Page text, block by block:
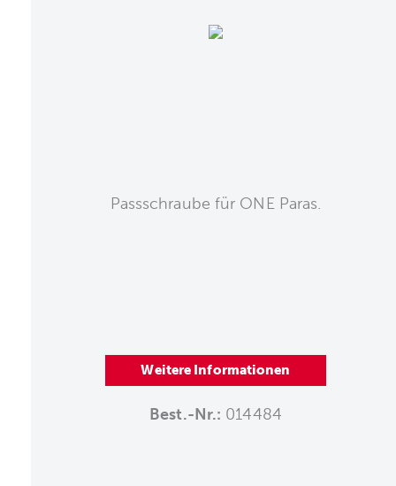
Passschraube für ONE Paras.
Weitere Informationen
Best.-Nr.: 014484